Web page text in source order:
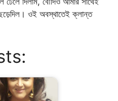
ওই অবস্থাতেই ক্লান্ত